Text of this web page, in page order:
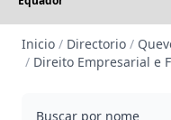
Inicio / Directorio /
/ Direito Empresarial e
Buscar por nome